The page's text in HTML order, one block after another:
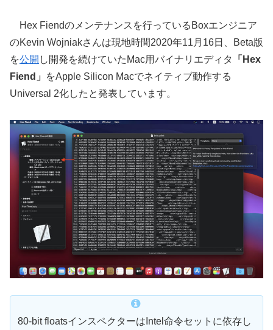
Hex Fiendのメンテナンスを行っているBoxエンジニア
のKevin Wojniakさんは現地時間2020年11月16日、Beta版
を公開 し開発を続けていたMac用バイナリエディタ
「Hex
Fiend」
をApple Silicon Macでネイティブ動作する
Universal 2化したと発表しています。
80-bit floatsインスペクターはIntel命令セットに依存し